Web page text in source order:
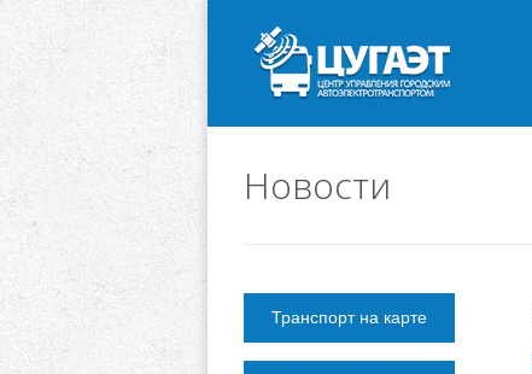
Новости
Транспорт на карте